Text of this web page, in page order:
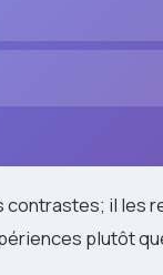
contrastes; il les
plutôt